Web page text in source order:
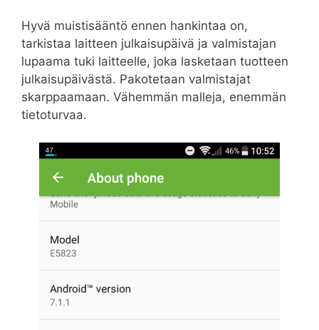
Hyvä muistisääntö ennen hankintaa on,
tarkistaa laitteen julkaisupäivä ja valmistajan
lupaama tuki laitteelle, joka lasketaan tuotteen
julkaisupäivästä. Pakotetaan valmistajat
skarppaamaan. Vähemmän malleja, enemmän
tietoturvaa.